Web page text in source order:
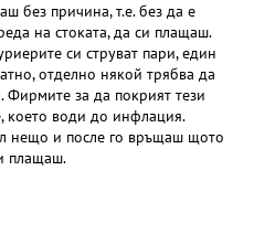
без причина, т.е. без да е
на стоката, да си плащаш.
си струват пари, един
отделно някой трябва да
Фирмите за да покрият тези
което води до инфлация.
нещо и после го връщаш щото
плащаш.